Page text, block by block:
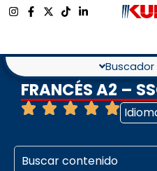
FRANCÉS A2 –
Buscar contenido